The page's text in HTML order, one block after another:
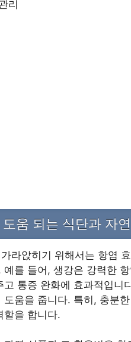
리
움 되는 식단과 자
라앉히기 위해서는 항염
를 들어, 생강은 강력한
고 통증 완화에 효과적입
움을 줍니다. 특히, 충분
할을 합니다.